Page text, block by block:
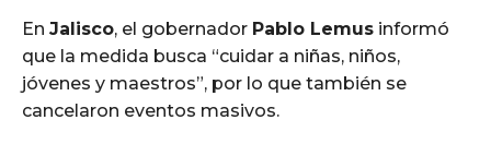
En Jalisco, el gobernador Pablo Lemus informó
que la medida busca “cuidar a niñas, niños,
jóvenes y maestros”, por lo que también se
cancelaron eventos masivos.